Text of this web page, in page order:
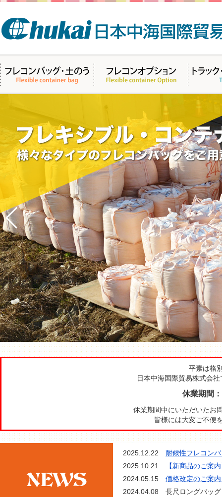
平素は格
日本中海国際貿易株式会
休業期間
休業期間中にいただいたお
皆様には大変ご不便
2025.12.22 耐候性フレコン
2025.10.21
【新商品のご案
2024.05.15 価格改定のご案
2024.04.08 長尺ロングバッ